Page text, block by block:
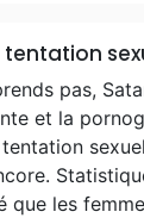
tentation
pas,
et la
que les